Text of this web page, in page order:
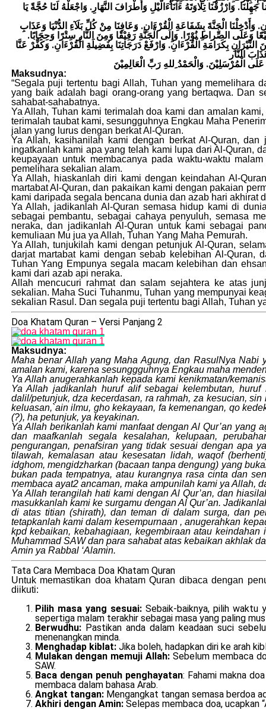
وَارْزُقْنَا تِلَاوَتَهُ ءَانَآءَالَّيْلِ وَأَطْرَافَ النَّهَارِ. وَاجْعَلْهُ لَنَا حُجَّةً يَا
وَأَدْخِلْنَا الْجَنَّةَ بِشَفَاعَةِ الْقُرْءَانِ. وَعَافِنَا مِنْ كُلِّ بَلَآءِ الدُّنْيَا وَعَذَابِ
وَعَلَى الصِّراطِ نُوْرًا. وَإِلَى الْجَنَّةِ رَفِيْقًا وَمِنَ النَّارِ سِتْرًا وَحِجَابًا.
بِكَرَامَةِ الْقُرْءَانِ. وَارْفَعْ دَرَجَاتِنَا بِفَضِيلَةِ الْقُرْءَانِ. وَكَفِّرْ عَنَّا
الْمُرْسَلِيْنَ. وَالْحَمْدُ ِللهِ رَبِّ الْعَالِمِيْنَ
Maksudnya:
“Segala puji tertentu bagi Allah, Tuhan yang memelihara
yang baik adalah bagi orang-orang yang bertaqwa. Dan
sahabat-sahabatnya.
Ya Allah, Tuhan kami terimalah doa kami dan amalan
terimalah taubat kami, sesungguhnya Engkau Maha
jalan yang lurus dengan berkat Al-Quran.
Ya Allah, kasihanilah kami dengan berkat Al-Quran,
ingatkanlah kami apa yang telah kami lupa dari Al-Quran,
keupayaan untuk membacanya pada waktu-waktu
pemelihara sekalian alam.
Ya Allah, hiaskanlah diri kami dengan keindahan Al-
martabat Al-Quran, dan pakaikan kami dengan pakaian
kami daripada segala bencana dunia dan azab hari akhirat
Ya Allah, jadikanlah Al-Quran semasa hidup kami di
sebagai pembantu, sebagai cahaya penyuluh, semasa
neraka, dan jadikanlah Al-Quran untuk kami sebagai
kemuliaan Mu jua ya Allah, Tuhan Yang Maha Pemurah.
Ya Allah, tunjukilah kami dengan petunjuk Al-Quran,
darjat martabat kami dengan sebab kelebihan Al-Quran,
Tuhan Yang Empunya segala macam kelebihan dan
kami dari azab api neraka.
Allah mencucuri rahmat dan salam sejahtera ke atas
sekalian. Maha Suci Tuhanmu, Tuhan yang mempunyai
sekalian Rasul. Dan segala puji tertentu bagi Allah, Tuhan
Doa Khatam Quran – Versi Panjang 2
Maksudnya:
Maha benar Allah yang Maha Agung, dan RasulNya
amalan kami, karena sesunggguhnya Engkau maha
Ya Allah anugerahkanlah kepada kami kenikmatan/
Ya Allah jadikanlah huruf alif sebagai kelembutan,
dalil/petunjuk, dza kecerdasan, ra rahmah, za kesucian,
keluasan,`ain ilmu, gho kekayaan, fa kemenangan, qo
(?), ha petunjuk, ya keyakinan.
Ya Allah berikanlah kami manfaat dengan Al Qur’an
dan maafkanlah segala kesalahan, kelupaan,
pengurangan, penafsiran yang tidak sesuai dengan apa
tilawah, kemalasan atau kesesatan lidah, waqof
idghom, mengidzharkan (bacaan tanpa dengung) yang
bukan pada tempatnya, atau kurangnya rasa cinta dan
membaca ayat2 ancaman, maka ampunilah kami ya Allah,
Ya Allah terangilah hati kami dengan Al Qur’an, dan
masukkanlah kami ke surgamu dengan Al Qur’an.
di atas titian (shirath), dan teman di dalam surga, dan
tetapkanlah kami dalam kesempurnaan , anugerahkan
kpd kebaikan, kebahagiaan, kegembiraan atau
Muhammad SAW dan para sahabat atas kebaikan akhlak
Amin ya Rabbal ‘Alamin.
Tata Cara Membaca Doa Khatam Quran
Untuk memastikan doa khatam Quran dibaca dengan
diikuti:
Pilih masa yang sesuai:Sebaik-baiknya, pilih waktu
sepertiga malam terakhir sebagai masa yang paling
Berwudhu:Pastikan anda dalam keadaan suci
menenangkan minda.
Menghadap kiblat: Jika boleh, hadapkan diri ke arah
Mulakan dengan memuji Allah: Sebelum membaca
SAW.
Baca dengan penuh penghayatan: Fahami makna
membaca dalam bahasa Arab.
Angkat tangan:Mengangkat tangan semasa berdoa
Akhiri dengan Amin:Selepas membaca doa, ucapkan